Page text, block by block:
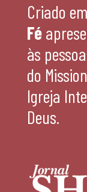
Criado
Fé
às
do
Igreja
Deus.